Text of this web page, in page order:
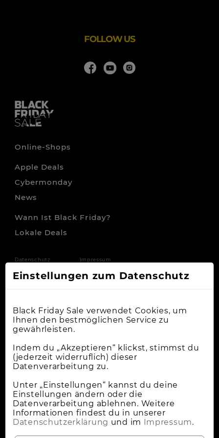
FOLLOW US
Online-Shops
Apple Deals
Cybermonday
News
Wann Ist Black Friday?
Lokale Deals
Datenschutz Impressum
Einstellungen zum Datenschutz
Black Friday Sale verwendet Cookies, um
Ihnen den bestmöglichen Service zu
gewährleisten.
Indem du „Akzeptieren“ klickst, stimmst du
(jederzeit widerruflich) dieser
Datenverarbeitung zu.
Unter „Einstellungen“ kannst du deine
Einstellungen ändern oder die
Datenverarbeitung ablehnen. Weitere
Informationen findest du in unserer
Datenschutzerklärung und im Impressum.